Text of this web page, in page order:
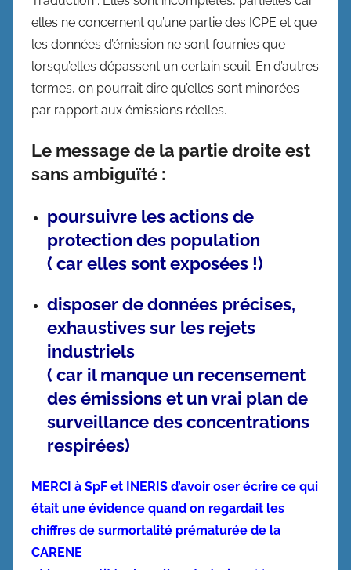
elles ne concernent qu’une partie des ICPE et que
les données d’émission ne sont fournies que
lorsqu’elles dépassent un certain seuil. En d’autres
termes, on pourrait dire qu’elles sont minorées
par rapport aux émissions réelles.
Le message de la partie droite est
sans ambiguïté :
poursuivre les actions de
protection des population
( car elles sont exposées !)
disposer de données précises,
exhaustives sur les rejets
industriels
( car il manque un recensement
des émissions et un vrai plan de
surveillance des concentrations
respirées)
MERCI à SpF et INERIS d’avoir oser écrire ce qui
était une évidence quand on regardait les
chiffres de surmortalité prématurée de la
CARENE